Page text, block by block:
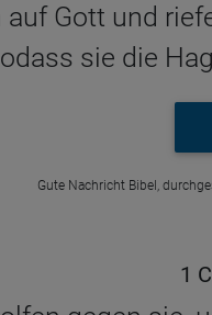
auf Gott und
sie die
Gute Nachricht Bibel,
1